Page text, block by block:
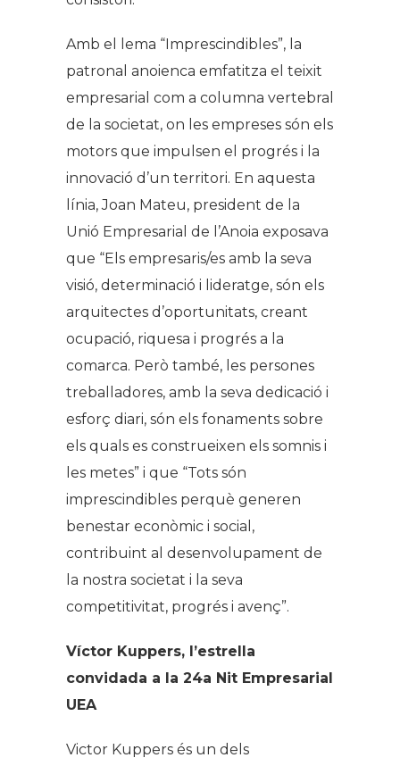
Amb el lema “Imprescindibles”, la
patronal anoienca emfatitza el teixit
empresarial com a columna vertebral
de la societat, on les empreses són els
motors que impulsen el progrés i la
innovació d’un territori. En aquesta
línia, Joan Mateu, president de la
Unió Empresarial de l’Anoia exposava
que “Els empresaris/es amb la seva
visió, determinació i lideratge, són els
arquitectes d’oportunitats, creant
ocupació, riquesa i progrés a la
comarca. Però també, les persones
treballadores, amb la seva dedicació i
esforç diari, són els fonaments sobre
els quals es construeixen els somnis i
les metes” i que “Tots són
imprescindibles perquè generen
benestar econòmic i social,
contribuint al desenvolupament de
la nostra societat i la seva
competitivitat, progrés i avenç”.
Víctor Kuppers, l’estrella
convidada a la 24a Nit Empresarial
UEA
Victor Kuppers és un dels